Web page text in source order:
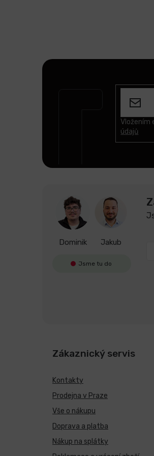
Vložením
údajů
Dominik Jakub
Jsme tu do
Zákaznický servis
Kontakty
Prodejna v Praze
Vše o nákupu
Doprava a platba
Nákup na splátky